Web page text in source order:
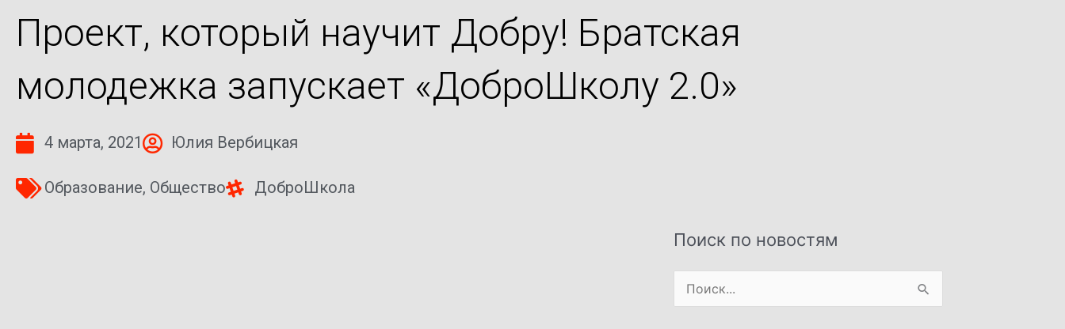
Проект, который научит Добру! Братская
молодежка запускает «ДоброШколу 2.0»
4 марта, 2021 Юлия Вербицкая
Образование, Общество ДоброШкола
Поиск по новостям
Поиск: